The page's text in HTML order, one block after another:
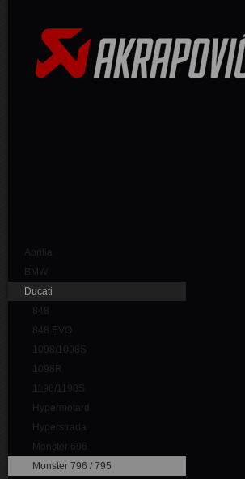
Aprilia
BMW
Ducati
848
848 EVO
1098/1098S
1098R
1198/1198S
Hypermotard
Hyperstrada
Monster 696
Monster 796 / 795